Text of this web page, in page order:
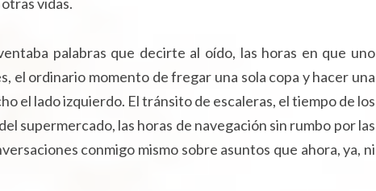
palabras que decirte al oído, las horas en que uno
el ordinario momento de fregar una sola copa y hacer una
el lado izquierdo. El tránsito de escaleras, el tiempo de los
supermercado, las horas de navegación sin rumbo por las
conmigo mismo sobre asuntos que ahora, ya, ni